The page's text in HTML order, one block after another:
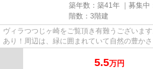
築年数：築41年 ｜募集中
階数：3階建
ヴィラつつじヶ崎をご覧頂き有難うございます。 入居者は温泉（無料）サー
あり！周辺は、緑に囲まれていて自然の豊か
5.5万円